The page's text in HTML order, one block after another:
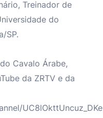
Treinador de
do
SP.
Cavalo Árabe,
da ZRTV e da